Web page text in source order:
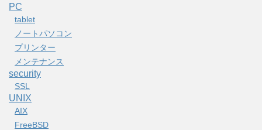
PC
tablet
ノートパソコン
プリンター
メンテナンス
security
SSL
UNIX
AIX
FreeBSD